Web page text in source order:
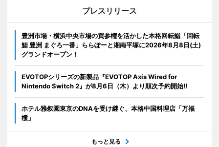
プレスリリース
豊洲市場・横浜中央市場の買参権を活かした本格回転鮨「回転
鮨 豊洲 まぐろ一番」ららぽーと湘南平塚に2026年8月8日(土)
グランドオープン！
EVOTOPシリーズの新製品『EVOTOP Axis Wired for
Nintendo Switch 2』が8月6日（木）より順次予約開始!!
ホテル雅叙園東京のDNAを受け継ぐ、本格中国料理店「万福
樓」
もっと見る